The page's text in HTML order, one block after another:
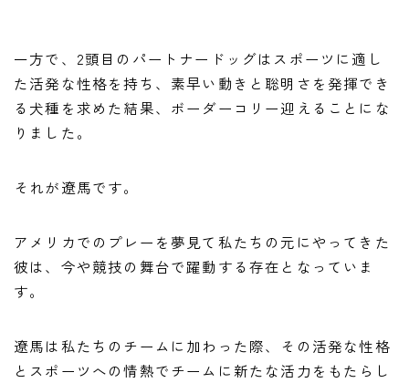
一方で、2頭目のパートナードッグはスポーツに適し
た活発な性格を持ち、素早い動きと聡明さを発揮でき
る犬種を求めた結果、ボーダーコリー迎えることにな
りました。
それが遼馬です。
アメリカでのプレーを夢見て私たちの元にやってきた
彼は、今や競技の舞台で躍動する存在となっていま
す。
遼馬は私たちのチームに加わった際、その活発な性格
とスポーツへの情熱でチームに新たな活力をもたらし